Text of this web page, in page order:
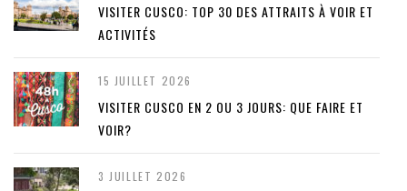
VISITER CUSCO: TOP 30 DES ATTRAITS À VOIR ET
ACTIVITÉS
15 JUILLET 2026
VISITER CUSCO EN 2 OU 3 JOURS: QUE FAIRE ET
VOIR?
3 JUILLET 2026